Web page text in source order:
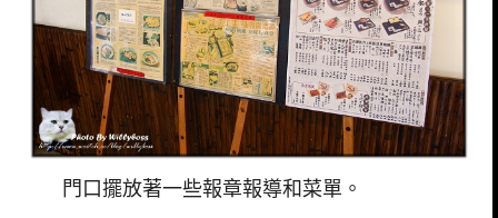
門口擺放著一些報章報導和菜單。